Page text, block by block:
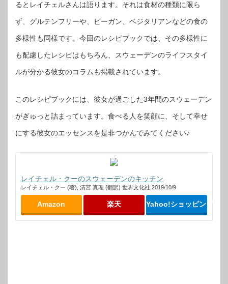
るとレイチェルさんは語ります。それは食材の種類に限ら
ず、グルテンフリーや、ビーガン、ベジタリアンなどの食の
多様性も同様です。今回のレシピブックでは、その多様性に
も配慮したレシピはもちろん、スウェーデンのライフスタイ
ルが分かる彼女のコラムも掲載されています。
このレシピブックには、彼女が過ごした3年間のスウェーデン
がぎゅっと詰まっています。食べる人を笑顔に、そして幸せ
にする彼女のエッセンスを是非つかんでみてください♪
レイチェル・クーのスウェーデンのキッチン
レイチェル・クー (著), 清宮 真理 (翻訳) 世界文化社 2019/10/9
Amazon 楽天 Yahoo!ショッピング